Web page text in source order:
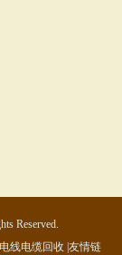
Reserved.
电线电缆回收 友情链